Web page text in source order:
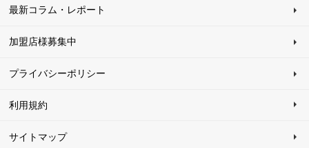
最新コラム・レポート
加盟店様募集中
プライバシーポリシー
利用規約
サイトマップ